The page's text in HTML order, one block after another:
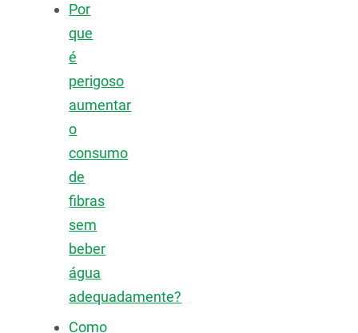
Por
que
é
perigoso
aumentar
o
consumo
de
fibras
sem
beber
água
adequadamente?
Como